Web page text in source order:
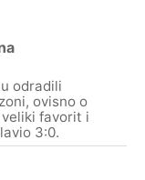
odradili
ovisno o
favorit i
3:0.